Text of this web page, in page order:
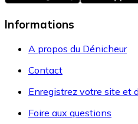
Informations
A propos du Dénicheur
Contact
Enregistrez votre site et
Foire aux questions